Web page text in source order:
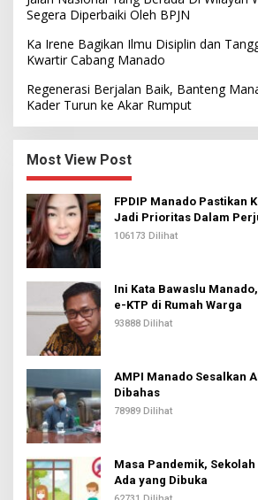
Segera Diperbaiki Oleh BPJN
Ka Irene Bagikan Ilmu Disiplin dan
Kwartir Cabang Manado
Regenerasi Berjalan Baik, Banteng
Kader Turun ke Akar Rumput
Most View Post
FPDIP Manado Pastikan
Jadi Prioritas Dalam
106173 Dilihat
Ini Kata Bawaslu
e-KTP di Rumah Warga
93888 Dilihat
AMPI Manado Sesalkan
Dibahas
78989 Dilihat
Masa Pandemik,
Ada yang Dibuka